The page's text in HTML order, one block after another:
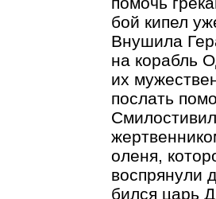
бой кипел
Внушила
на корабль
их
послать
оленя,
воспрянули
бился царь